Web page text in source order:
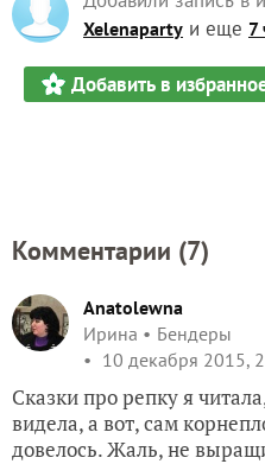
Xelenaparty и еще 7
Добавить в
Комментарии (7)
Anatolewna
Ирина
Бендеры
10 декабря 2015,
Сказки про репку я
видела, а вот, сам
довелось. Жаль, не